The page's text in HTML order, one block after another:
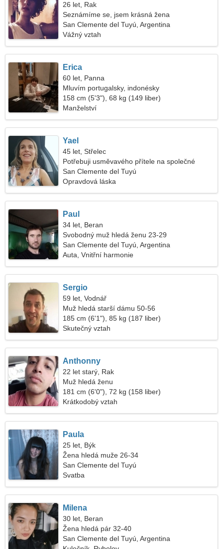
26 let, Rak
Seznámíme se, jsem krásná žena
San Clemente del Tuyú, Argentina
Vážný vztah
Erica
60 let, Panna
Mluvím portugalsky, indonésky
158 cm (5'3"), 68 kg (149 liber)
Manželství
Yael
45 let, Střelec
Potřebuji usměvavého přítele na společné
cestování
San Clemente del Tuyú
Opravdová láska
Paul
34 let, Beran
Svobodný muž hledá ženu 23-29
San Clemente del Tuyú, Argentina
Auta, Vnitřní harmonie
Sergio
59 let, Vodnář
Muž hledá starší dámu 50-56
185 cm (6'1"), 85 kg (187 liber)
Skutečný vztah
Anthonny
22 let starý, Rak
Muž hledá ženu
181 cm (6'0"), 72 kg (158 liber)
Krátkodobý vztah
Paula
25 let, Býk
Žena hledá muže 26-34
San Clemente del Tuyú
Svatba
Milena
30 let, Beran
Žena hledá pár 32-40
San Clemente del Tuyú, Argentina